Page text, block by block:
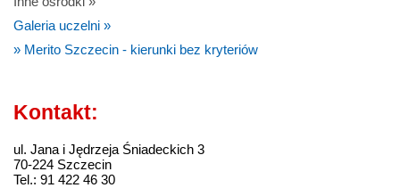
Galeria uczelni »
» Merito Szczecin - kierunki bez kryteriów
Kontakt:
ul. Jana i Jędrzeja Śniadeckich 3
70-224 Szczecin
Tel.: 91 422 46 30